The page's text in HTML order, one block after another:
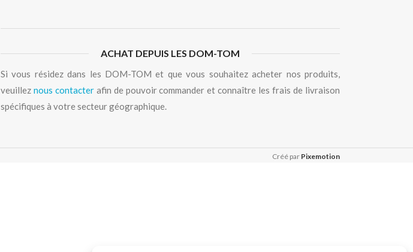
ACHAT DEPUIS LES DOM-TOM
Si vous résidez dans les DOM-TOM et que vous souhaitez acheter nos produits,
veuillez nous contacterafin de pouvoir commander et connaître les frais de livraison
spécifiques à votre secteur géographique.
Créé par Pixemotion